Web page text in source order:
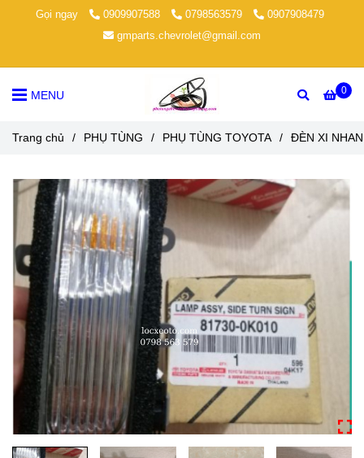
Gọi ngay 0909907588 0798563579
0907908479
gmparts.chevrolet@gmail.com
0
MENU
Trang chủ / PHỤ TÙNG / PHỤ TÙNG TOYOTA / ĐÈN XI